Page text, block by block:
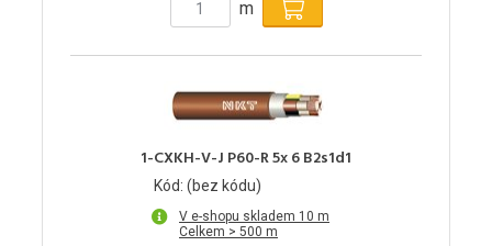
m
1-CXKH-V-J P60-R 5x 6 B2s1d1
Kód: (bez kódu)
V e-shopu skladem 10 m
Celkem > 500 m